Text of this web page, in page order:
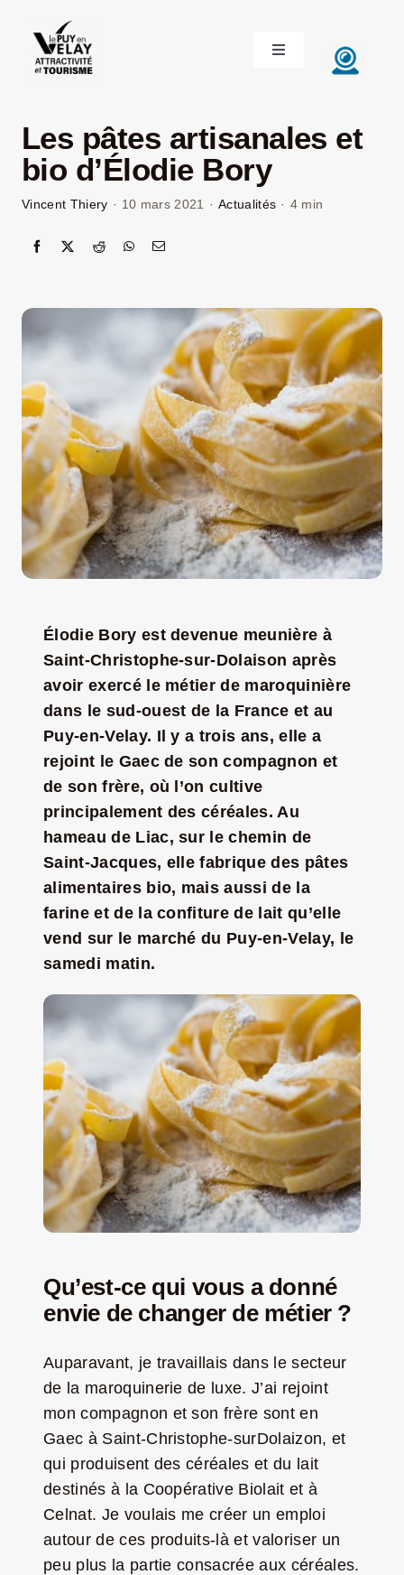
contenu
Toggle
Navigation
DÉCOUVRIR LE VELAY
INVESTIR EN VELAY
CONGRÈS ET SÉMINAIRES
LE VELAY RECRUTE
LA ROUTE DES PRODUCTEURS
NOUS CONTACTER
Rechercher:
Nouveau Magazine EnVelay
Jeu concours – Gagnez votre bûche de Noël 2025
Les pâtes artisanales et
bio d’Élodie Bory
Vincent Thiery · 10 mars 2021 · Actualités · 4 min
Élodie Bory est devenue meunière à
Saint-Christophe-sur-Dolaison après
avoir exercé le métier de maroquinière
dans le sud-ouest de la France et au
Puy-en-Velay. Il y a trois ans, elle a
rejoint le Gaec de son compagnon et
de son frère, où l’on cultive
principalement des céréales. Au
hameau de Liac, sur le chemin de
Saint-Jacques, elle fabrique des pâtes
alimentaires bio, mais aussi de la
farine et de la confiture de lait qu’elle
vend sur le marché du Puy-en-Velay, le
samedi matin.
Qu’est-ce qui vous a donné
envie de changer de métier ?
Auparavant, je travaillais dans le secteur
de la maroquinerie de luxe. J’ai rejoint
mon compagnon et son frère sont en
Gaec à Saint-Christophe-surDolaizon, et
qui produisent des céréales et du lait
destinés à la Coopérative Biolait et à
Celnat. Je voulais me créer un emploi
autour de ces produits-là et valoriser un
peu plus la partie consacrée aux céréales.